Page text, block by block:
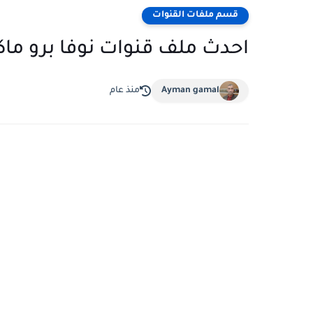
قسم ملفات القنوات
احدث ملف قنوات نوفا برو
Ayman gamal منذ عام